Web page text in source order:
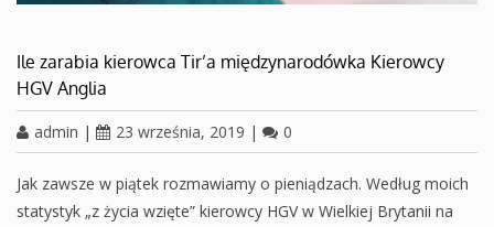
Ile zarabia kierowca Tir’a międzynarodówka Kierowcy
HGV Anglia
admin | 23 września, 2019 | 0
Jak zawsze w piątek rozmawiamy o pieniądzach. Według moich
statystyk „z życia wzięte” kierowcy HGV w Wielkiej Brytanii na